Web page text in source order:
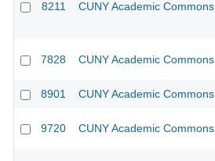
8211 CUNY Academic Commons
7828 CUNY Academic Commons
8901 CUNY Academic Commons
9720 CUNY Academic Commons